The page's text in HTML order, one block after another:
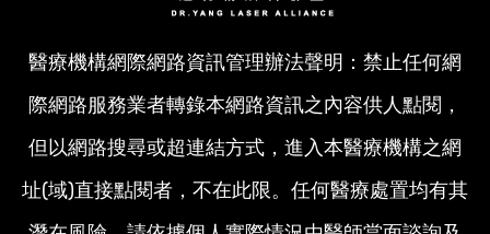
醫療機構網際網路資訊管理辦法聲明：禁止任何網
際網路服務業者轉錄本網路資訊之內容供人點閱，
但以網路搜尋或超連結方式，進入本醫療機構之網
址(域)直接點閱者，不在此限。任何醫療處置均有其